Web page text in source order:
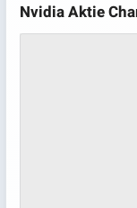
Nvidia Aktie